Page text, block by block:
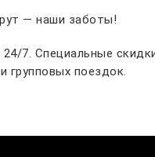
— наши заботы!
7. Специальные
групповых поездок.